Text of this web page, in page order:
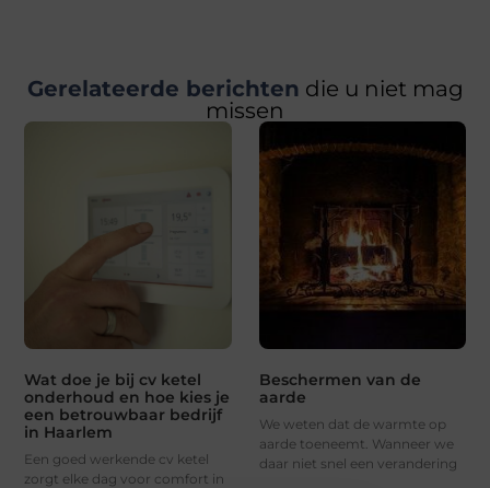
Gerelateerde berichten die u niet mag
missen
Wat doe je bij cv ketel
onderhoud en hoe kies je
een betrouwbaar bedrijf
in Haarlem
Een goed werkende cv ketel
zorgt elke dag voor comfort in
Beschermen van de
aarde
We weten dat de warmte op
aarde toeneemt. Wanneer we
daar niet snel een verandering